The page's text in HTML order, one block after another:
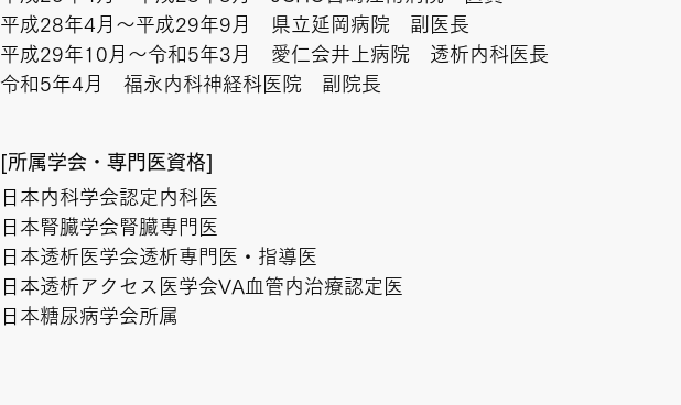
平成28年4月～平成29年9月 県立延岡病院 副医長
平成29年10月～令和5年3月 愛仁会井上病院 透析内科医長
令和5年4月 福永内科神経科医院 副院長
[所属学会・専門医資格]
日本内科学会認定内科医
日本腎臓学会腎臓専門医
日本透析医学会透析専門医・指導医
日本透析アクセス医学会VA血管内治療認定医
​日本糖尿病学会所属